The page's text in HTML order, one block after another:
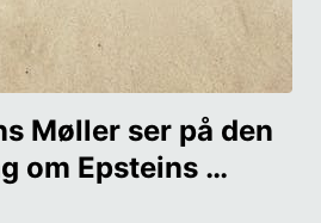
Møller ser på den
om Epsteins